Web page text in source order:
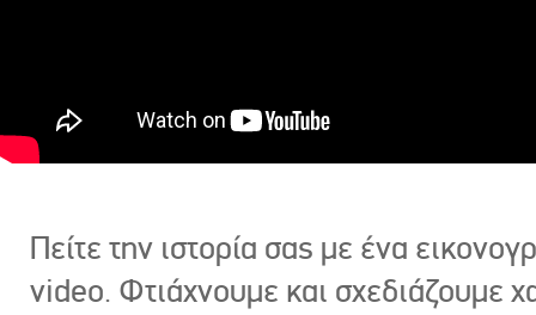
Πείτε την ιστορία σας με ένα
video. Φτιάχνουμε και σχεδιάζουμε